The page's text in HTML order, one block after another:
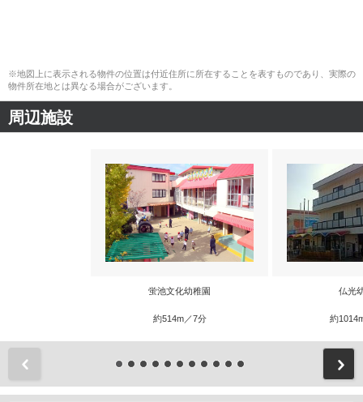
※地図上に表示される物件の位置は付近住所に所在することを表すものであり、実際の
物件所在地とは異なる場合がございます。
周辺施設
蛍池文化幼稚園
約514m／7分
仏光
約